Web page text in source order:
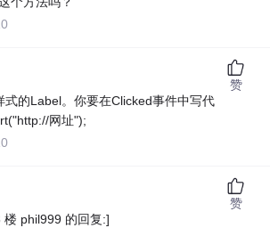
式的Label。你要在Clicked事件中写代
网址");
赞
楼 phil999 的回复:]
赞